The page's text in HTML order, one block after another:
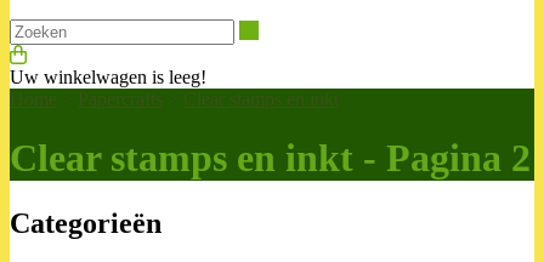
Uw winkelwagen is leeg!
Home
Papercrafts Clear stamps en inkt
Clear stamps en inkt - Pagina 2
Categorieën